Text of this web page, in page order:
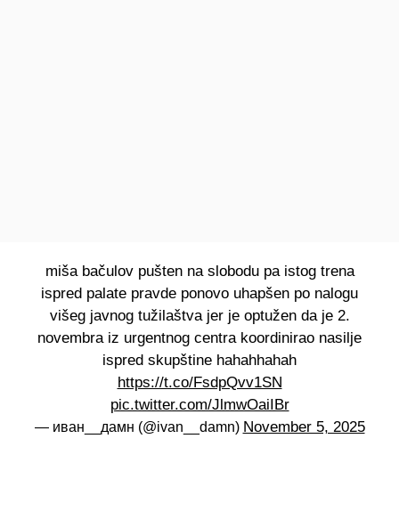
miša bačulov pušten na slobodu pa istog trena
ispred palate pravde ponovo uhapšen po nalogu
višeg javnog tužilaštva jer je optužen da je 2.
novembra iz urgentnog centra koordinirao nasilje
ispred skupštine hahahhahah
https://t.co/FsdpQvv1SN
pic.twitter.com/JlmwOaiIBr
— иван__дамн (@ivan__damn) November 5, 2025